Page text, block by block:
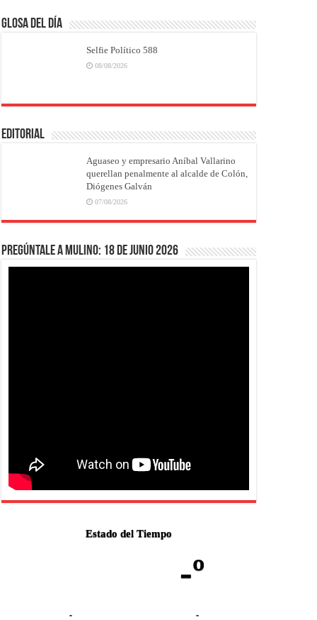
Glosa del Día
Selfie Político 588
08/08/2026
EDITORIAL
Aguaseo y empresario Aníbal Vallarino
querellan penalmente al alcalde de Colón,
Diógenes Galván
07/08/2026
Pregúntale a Mulino: 18 de junio 2026
Estado del Tiempo
-º
-
-